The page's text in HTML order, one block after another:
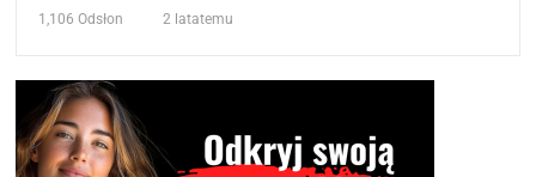
1,106 Odsłon 2 latatemu